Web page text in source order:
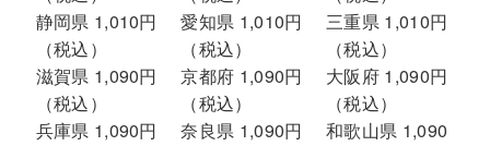
静岡県 1,010円
（税込）
愛知県 1,010円
（税込）
三重県 1,010円
（税込）
滋賀県 1,090円
（税込）
京都府 1,090円
（税込）
大阪府 1,090円
（税込）
兵庫県 1,090円
奈良県 1,090円
和歌山県 1,090